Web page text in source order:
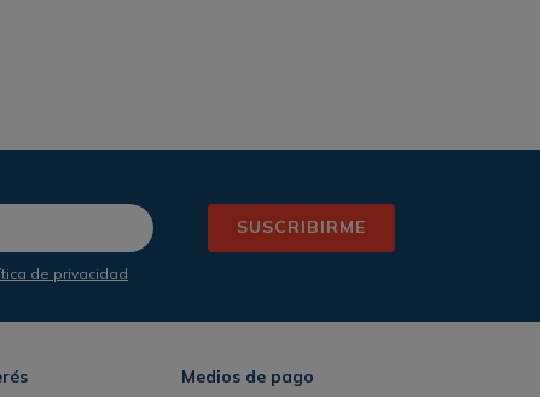
SUSCRIBIRME
de privacidad
Medios de pago